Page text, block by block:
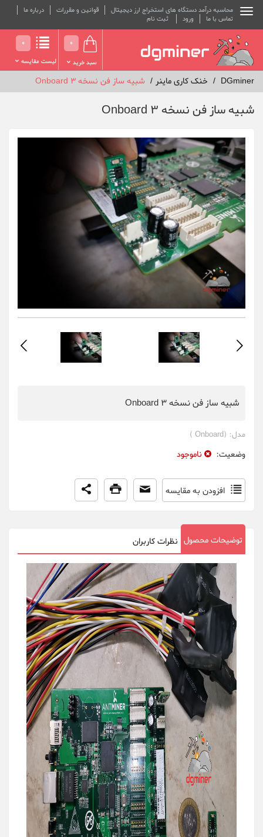
محاسبه درآمد دستگاه های استخراج ارز دیجیتال قوانین و مقررات
درباره ما
تماس با ما
ورود ثبت نام
0
سبد خرید
0
لیست مقایسه
DGminer خنک کاری ماینر شبیه ساز فن نسخه Onboard 3
شبیه ساز فن نسخه Onboard 3
شبیه ساز فن نسخه Onboard 3
مدل: (Onboard )
وضعیت: ناموجود
افزودن به مقایسه
توضیحات محصول نظرات کاربران